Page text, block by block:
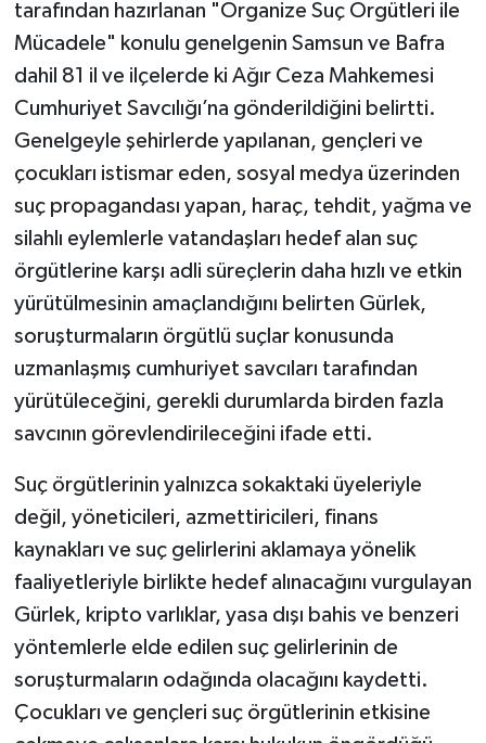
tarafından hazırlanan "Organize Suç Örgütleri ile
Mücadele" konulu genelgenin Samsun ve Bafra
dahil 81 il ve ilçelerde ki Ağır Ceza Mahkemesi
Cumhuriyet Savcılığı’na gönderildiğini belirtti.
Genelgeyle şehirlerde yapılanan, gençleri ve
çocukları istismar eden, sosyal medya üzerinden
suç propagandası yapan, haraç, tehdit, yağma ve
silahlı eylemlerle vatandaşları hedef alan suç
örgütlerine karşı adli süreçlerin daha hızlı ve etkin
yürütülmesinin amaçlandığını belirten Gürlek,
soruşturmaların örgütlü suçlar konusunda
uzmanlaşmış cumhuriyet savcıları tarafından
yürütüleceğini, gerekli durumlarda birden fazla
savcının görevlendirileceğini ifade etti.
Suç örgütlerinin yalnızca sokaktaki üyeleriyle
değil, yöneticileri, azmettiricileri, finans
kaynakları ve suç gelirlerini aklamaya yönelik
faaliyetleriyle birlikte hedef alınacağını vurgulayan
Gürlek, kripto varlıklar, yasa dışı bahis ve benzeri
yöntemlerle elde edilen suç gelirlerinin de
soruşturmaların odağında olacağını kaydetti.
Çocukları ve gençleri suç örgütlerinin etkisine